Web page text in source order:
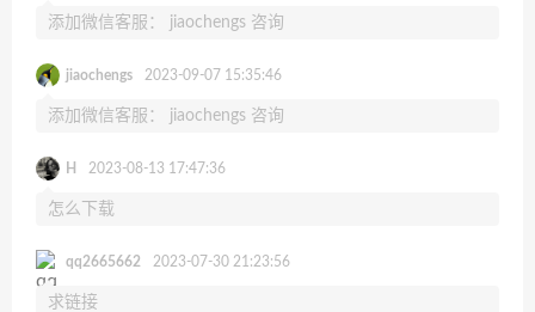
添加微信客服： jiaochengs 咨询
jiaochengs 2023-09-07 15:35:46
添加微信客服： jiaochengs 咨询
H 2023-08-13 17:47:36
怎么下载
qq2665662 2023-07-30 21:23:56
求链接